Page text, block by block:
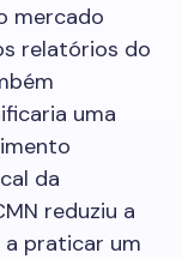
mercado
relatórios do
uma
da
reduziu a
a praticar um